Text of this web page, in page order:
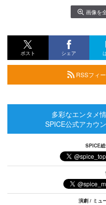
画像を
ポスト シェア
RSSフィ
多彩なエンタメ
SPICE公式アカウ
SPICE
演劇 / ミュ